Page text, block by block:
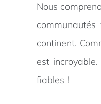
Nous
continent.
est
fiables !